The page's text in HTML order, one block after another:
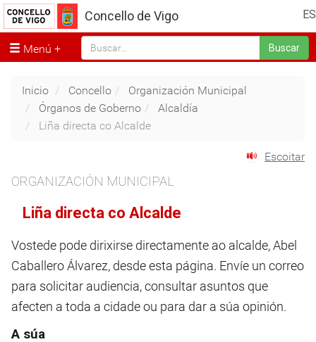
ES
Concello de Vigo
Menú Buscar
Inicio Concello
Organización Municipal
Órganos de Goberno
Alcaldía
Liña directa co Alcalde
Escoitar
ORGANIZACIÓN MUNICIPAL
Liña directa co Alcalde
Vostede pode dirixirse directamente ao alcalde, Abel
Caballero Álvarez, desde esta página. Envíe un correo
para solicitar audiencia, consultar asuntos que
afecten a toda a cidade ou para dar a súa opinión.
A súa